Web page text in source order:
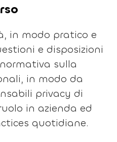
in modo pratico e
e disposizioni
sulla
in modo da
privacy di
in azienda ed
quotidiane.